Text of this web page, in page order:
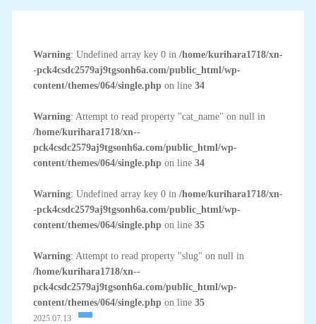
Warning: Undefined array key 0 in /home/kurihara1718/xn-
-pck4csdc2579aj9tgsonh6a.com/public_html/wp-
content/themes/064/single.phpon line 34
Warning: Attempt to read property "cat_name" on null in
/home/kurihara1718/xn--
pck4csdc2579aj9tgsonh6a.com/public_html/wp-
content/themes/064/single.phpon line 34
Warning: Undefined array key 0 in /home/kurihara1718/xn-
-pck4csdc2579aj9tgsonh6a.com/public_html/wp-
content/themes/064/single.phpon line 35
Warning: Attempt to read property "slug" on null in
/home/kurihara1718/xn--
pck4csdc2579aj9tgsonh6a.com/public_html/wp-
content/themes/064/single.phpon line 35
2025.07.13